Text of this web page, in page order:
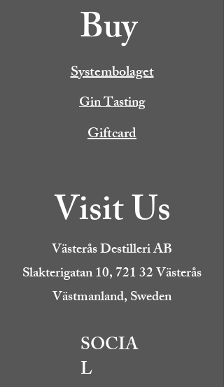
Buy
Systembolaget
Gin Tasting
Giftcard
Visit Us
Västerås Destilleri AB
Slakterigatan 10, 721 32 Västerås
Västmanland, Sweden
SOCIA
L